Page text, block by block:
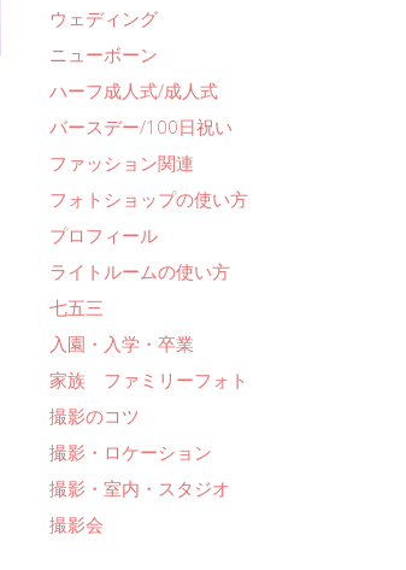
ウェディング
ニューボーン
ハーフ成人式/成人式
バースデー/100日祝い
ファッション関連
フォトショップの使い方
プロフィール
ライトルームの使い方
七五三
入園・入学・卒業
家族 ファミリーフォト
撮影のコツ
撮影・ロケーション
撮影・室内・スタジオ
撮影会